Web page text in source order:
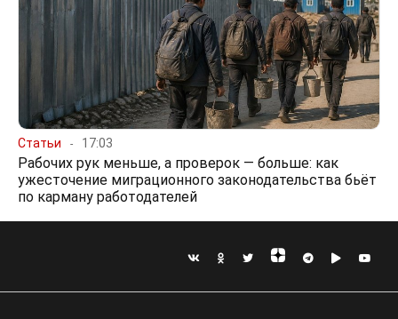
Статьи 17:03
Рабочих рук меньше, а проверок — больше: как
ужесточение миграционного законодательства бьёт
по карману работодателей